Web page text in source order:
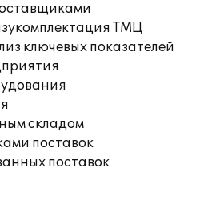
ТМЦ
ключевых показателей
складом
поставок
поставок